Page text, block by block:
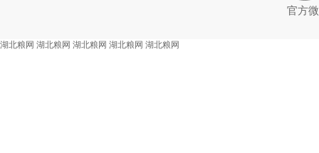
官方
湖北粮网 湖北粮网 湖北粮网 湖北粮网 湖北粮网